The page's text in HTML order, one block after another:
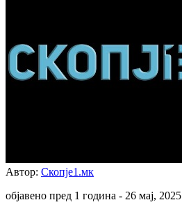
Автор: Скопје1.мк
објавено пред 1 година - 26 мај, 2025